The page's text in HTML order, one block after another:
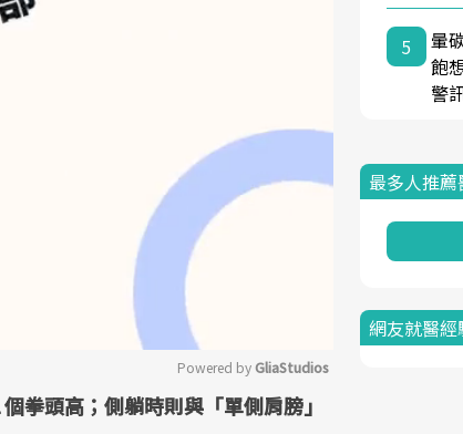
Powered by GliaStudios
拳頭高；側躺時則與「單側肩膀」
5
暈
飽
警
最多人推薦
網友就醫經